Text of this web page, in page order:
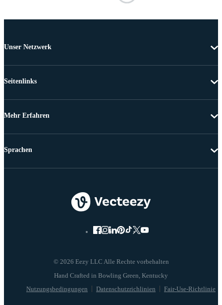
Unser Netzwerk
Seitenlinks
Mehr Erfahren
© 2026 Eezy LLC Alle Rechte vorbehalten
Nutzungsbedingungen Datenschutzrichlinien Fair-Use-Richtlinie
Sprachen